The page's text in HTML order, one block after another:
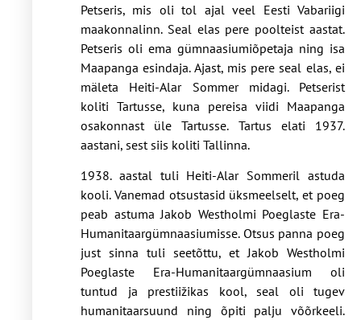
Petseris, mis oli tol ajal veel Eesti Vabariigi
maakonnalinn. Seal elas pere poolteist aastat.
Petseris oli ema gümnaasiumiõpetaja ning isa
Maapanga esindaja. Ajast, mis pere seal elas, ei
mäleta Heiti-Alar Sommer midagi. Petserist
koliti Tartusse, kuna pereisa viidi Maapanga
osakonnast üle Tartusse. Tartus elati 1937.
aastani, sest siis koliti Tallinna.
1938. aastal tuli Heiti-Alar Sommeril astuda
kooli. Vanemad otsustasid üksmeelselt, et poeg
peab astuma Jakob Westholmi Poeglaste Era-
Humanitaargümnaasiumisse. Otsus panna poeg
just sinna tuli seetõttu, et Jakob Westholmi
Poeglaste Era-Humanitaargümnaasium oli
tuntud ja prestiižikas kool, seal oli tugev
humanitaarsuund ning õpiti palju võõrkeeli.